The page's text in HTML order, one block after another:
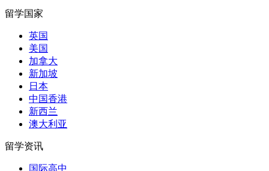
留学国家
英国
美国
加拿大
新加坡
日本
中国香港
新西兰
澳大利亚
留学资讯
国际高中